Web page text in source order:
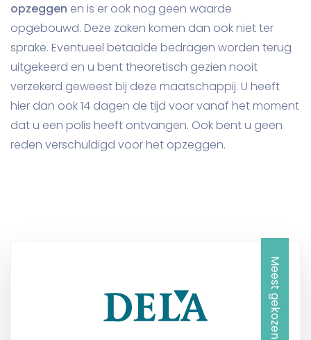
opzeggen en is er ook nog geen waarde
opgebouwd. Deze zaken komen dan ook niet ter
sprake. Eventueel betaalde bedragen worden terug
uitgekeerd en u bent theoretisch gezien nooit
verzekerd geweest bij deze maatschappij. U heeft
hier dan ook 14 dagen de tijd voor vanaf het moment
dat u een polis heeft ontvangen. Ook bent u geen
reden verschuldigd voor het opzeggen.
Meest gekozen